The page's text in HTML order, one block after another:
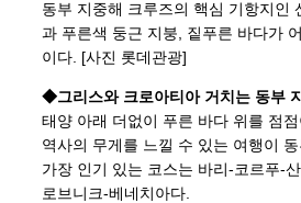
동부 지중해 크루즈의 핵심 기항지인
과 푸른색 둥근 지붕, 짙푸른 바다가
이다. [사진 롯데관광]
◆그리스와 크로아티아 거치는 동부
태양 아래 더없이 푸른 바다 위를 점
역사의 무게를 느낄 수 있는 여행이
가장 인기 있는 코스는 바리-코르푸-
로브니크-베네치아다.